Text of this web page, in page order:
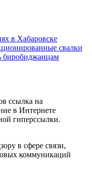
в Хабаровске
свалки
биробиджанцам
ссылка на
в Интернете
гиперссылки.
в сфере связи,
коммуникаций